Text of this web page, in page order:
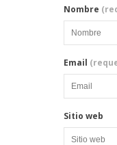
Nombre
Email
Sitio web